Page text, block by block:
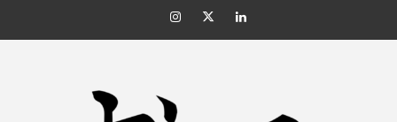
InstagramTwitterLinkedin